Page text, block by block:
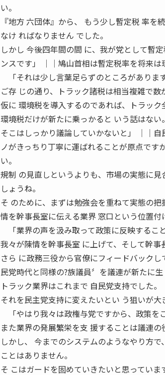
い。
『地方 六団体』から、 もう少し暫定税 率
なけ ればなりません でした。
しかし 今後四年間の間 に、我が党として暫
ンスです」 ││鳩山首相は暫定税率を将来は
「それは少し言葉足らずのところがありま
ご存 じの通り、トラック諸税は相当複雑で数
仮に 環境税を導入するのであれば、トラック
環境税だけが新たに乗っかると いう話はない。
そこはしっかり議論していかないと」 ││
ノがきっちり丁寧に運ばれることが原点です
い。
規制 の見直しというよりも、市場の実態に
しょうね。
そ のために、まずは勉強会を重ねて実態の
情を幹事長室に伝える業界 窓口という位置付
「業界の声を汲み取って政策に反映するこ
我々が陳情を幹事長室 に上げて、そして幹事
さら に政務三役から官僚にフィードバック
民党時代と同様の?族議員〞を議連が新たに生
トラック業界はこれまで 自民党支持でした。
それを民主党支持に変えたいとい う狙いが大
「やはり我々は政権与党ですから、政策を
また業界の発展繁栄を支 援することは議連の
しかし、 今までのシステムのようなやり方
ことはありません。
そ こはガードを固めていきたいと思ってい